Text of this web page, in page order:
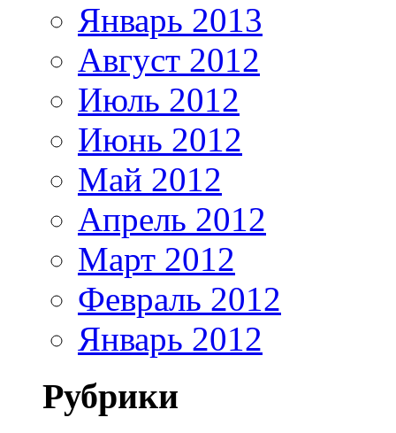
Январь 2013
Август 2012
Июль 2012
Июнь 2012
Май 2012
Апрель 2012
Март 2012
Февраль 2012
Январь 2012
Рубрики